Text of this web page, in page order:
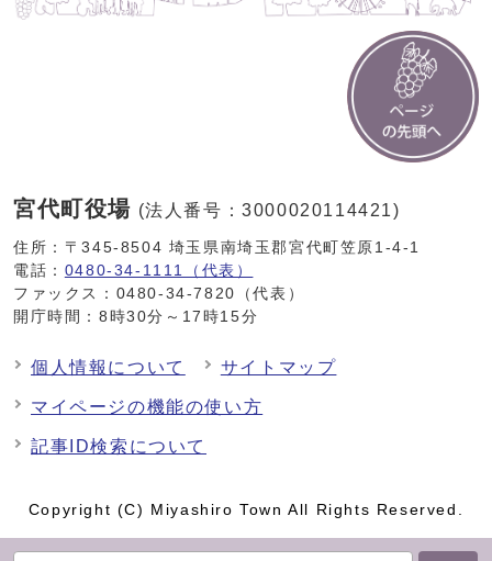
宮代町役場 (法人番号：3000020114421)
住所：〒345-8504 埼玉県南埼玉郡宮代町笠原1-4-1
電話： 0480-34-1111（代表）
ファックス：0480-34-7820（代表）
開庁時間：8時30分～17時15分
個人情報について サイトマップ
マイページの機能の使い方
記事ID検索について
Copyright (C) Miyashiro Town All Rights Reserved.